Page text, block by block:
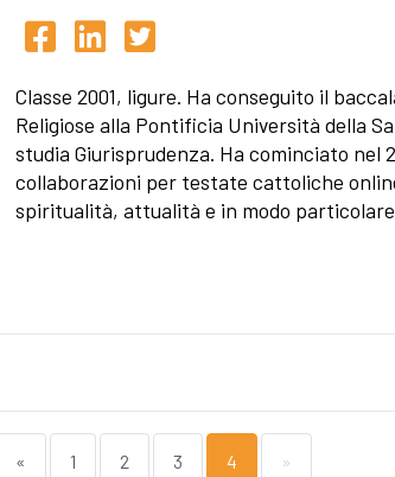
Classe 2001, ligure. Ha conseguito il
Religiose alla Pontificia Università della
studia Giurisprudenza. Ha cominciato nel
collaborazioni per testate cattoliche
spiritualità, attualità e in modo
« 1 2 3 4 »